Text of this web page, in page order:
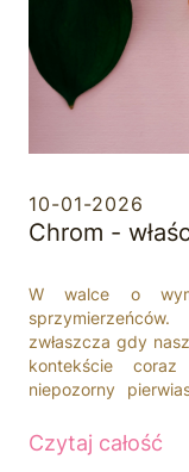
10-01-2026
Chrom -
W walce o
zwłaszcza gdy
kontekście
niepozorny
wspomaga
są właściwości
Czytaj całość